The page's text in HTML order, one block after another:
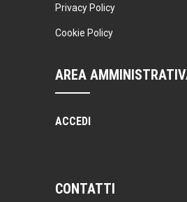
Privacy Policy
Cookie Policy
AREA
ACCEDI
CONTATTI